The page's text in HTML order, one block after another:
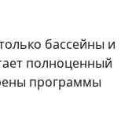
бассейны и
полноценный
программы